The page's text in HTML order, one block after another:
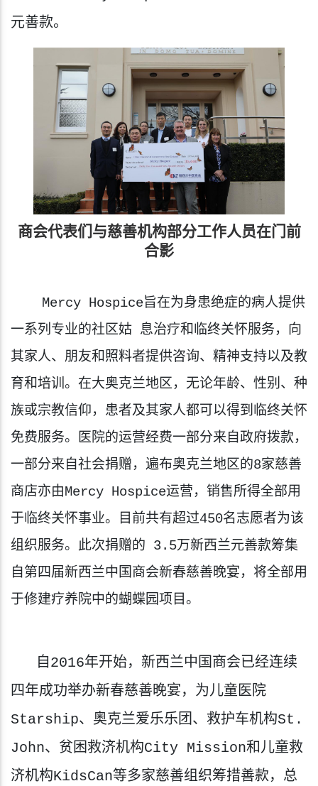
元善款。
商会代表们与慈善机构部分工作人员在门前
合影
Mercy Hospice旨在为身患绝症的病人提供
一系列专业的社区姑 息治疗和临终关怀服务，向
其家人、朋友和照料者提供咨询、精神支持以及教
育和培训。在大奥克兰地区，无论年龄、性别、种
族或宗教信仰，患者及其家人都可以得到临终关怀
免费服务。医院的运营经费一部分来自政府拨款，
一部分来自社会捐赠，遍布奥克兰地区的8家慈善
商店亦由Mercy Hospice运营，销售所得全部用
于临终关怀事业。目前共有超过450名志愿者为该
组织服务。此次捐赠的 3.5万新西兰元善款筹集
自第四届新西兰中国商会新春慈善晚宴，将全部用
于修建疗养院中的蝴蝶园项目。
自2016年开始，新西兰中国商会已经连续
四年成功举办新春慈善晚宴，为儿童医院
Starship、奥克兰爱乐乐团、救护车机构St.
John、贫困救济机构City Mission和儿童救
济机构KidsCan等多家慈善组织筹措善款，总